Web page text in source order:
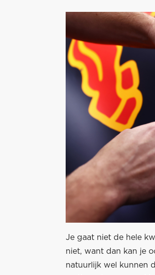
Je gaat niet de hele
niet, want dan kan je
natuurlijk wel kunnen